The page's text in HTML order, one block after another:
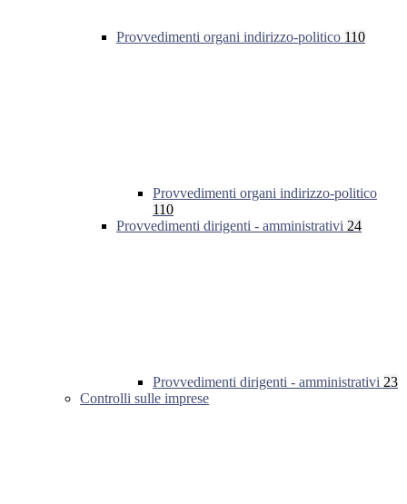
Provvedimenti organi indirizzo-politico 110
Provvedimenti organi indirizzo-politico
110
Provvedimenti dirigenti - amministrativi 24
Provvedimenti dirigenti - amministrativi 23
Controlli sulle imprese